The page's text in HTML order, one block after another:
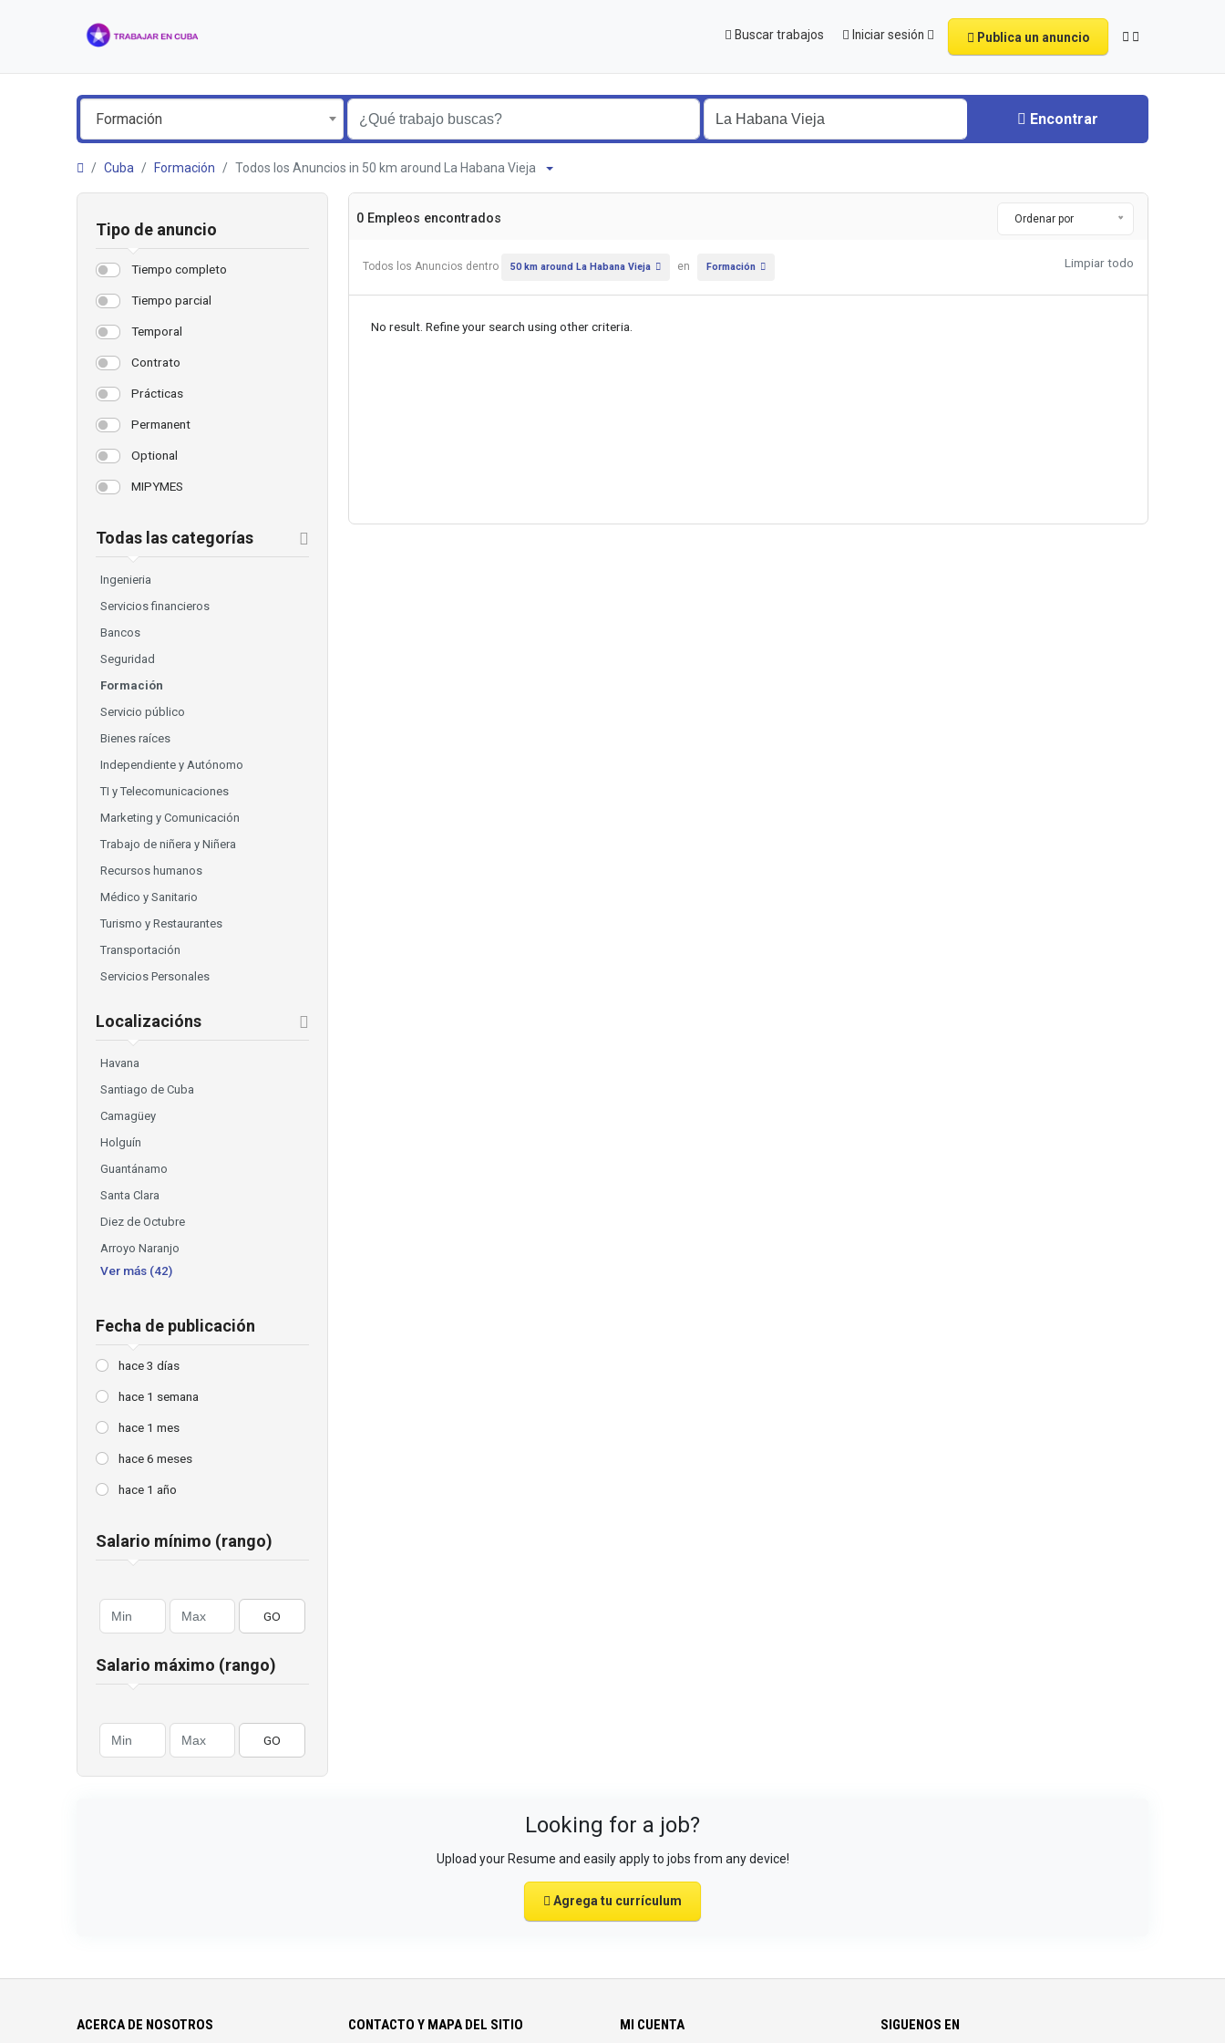
Buscar trabajos Iniciar sesión Publica un anuncio
Formación Encontrar
Cuba Formación Todos los Anuncios in 50 km around La Habana Vieja
Tipo de anuncio
Tiempo completo
Tiempo parcial
Temporal
Contrato
Prácticas
Permanent
Optional
MIPYMES
Todas las categorías
Ingenieria
Servicios financieros
Bancos
Seguridad
Formación
Servicio público
Bienes raíces
Independiente y Autónomo
TI y Telecomunicaciones
Marketing y Comunicación
Trabajo de niñera y Niñera
Recursos humanos
Médico y Sanitario
Turismo y Restaurantes
Transportación
Servicios Personales
Localizacións
Havana
Santiago de Cuba
Camagüey
Holguín
Guantánamo
Santa Clara
Diez de Octubre
Arroyo Naranjo
Ver más (42)
Fecha de publicación
hace 3 días
hace 1 semana
hace 1 mes
hace 6 meses
hace 1 año
Salario mínimo (rango)
GO
Salario máximo (rango)
GO
0 Empleos encontrados Ordenar por
Todos los Anuncios dentro 50 km around La Habana Vieja en Formación Limpiar todo
No result. Refine your search using other criteria.
Looking for a job?
Upload your Resume and easily apply to jobs from any device!
Agrega tu currículum
ACERCA DE NOSOTROS CONTACTO Y MAPA DEL SITIO MI CUENTA SIGUENOS EN